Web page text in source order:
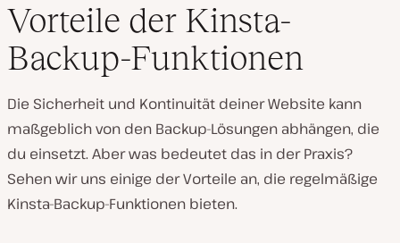
Vorteile der Kinsta-
Backup-Funktionen
Die Sicherheit und Kontinuität deiner Website kann
maßgeblich von den Backup-Lösungen abhängen, die
du einsetzt. Aber was bedeutet das in der Praxis?
Sehen wir uns einige der Vorteile an, die regelmäßige
Kinsta-Backup-Funktionen bieten.